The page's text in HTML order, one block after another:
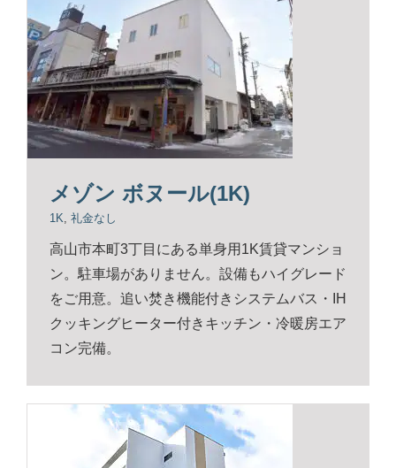
メゾン ボヌール(1K)
1K, 礼金なし
高山市本町3丁目にある単身用1K賃貸マンショ
ン。駐車場がありません。設備もハイグレード
をご用意。追い焚き機能付きシステムバス・IH
クッキングヒーター付きキッチン・冷暖房エア
コン完備。